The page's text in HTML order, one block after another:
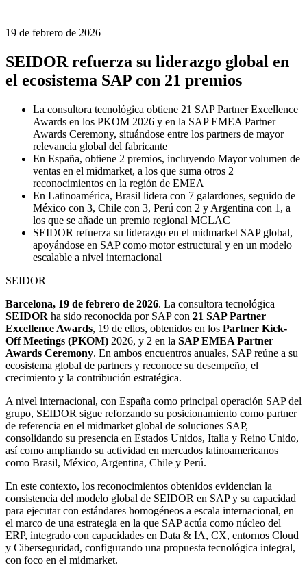
19 de febrero de 2026
SEIDOR refuerza su liderazgo global en
el ecosistema SAP con 21 premios
La consultora tecnológica obtiene 21 SAP Partner Excellence
Awards en los PKOM 2026 y en la SAP EMEA Partner
Awards Ceremony, situándose entre los partners de mayor
relevancia global del fabricante
En España, obtiene 2 premios, incluyendo Mayor volumen de
ventas en el midmarket, a los que suma otros 2
reconocimientos en la región de EMEA
En Latinoamérica, Brasil lidera con 7 galardones, seguido de
México con 3, Chile con 3, Perú con 2 y Argentina con 1, a
los que se añade un premio regional MCLAC
SEIDOR refuerza su liderazgo en el midmarket SAP global,
apoyándose en SAP como motor estructural y en un modelo
escalable a nivel internacional
SEIDOR
Barcelona, 19 de febrero de 2026. La consultora tecnológica
SEIDOR ha sido reconocida por SAP con 21 SAP Partner
Excellence Awards, 19 de ellos, obtenidos en los Partner Kick-
Off Meetings (PKOM) 2026, y 2 en la SAP EMEA Partner
Awards Ceremony. En ambos encuentros anuales, SAP reúne a su
ecosistema global de partners y reconoce su desempeño, el
crecimiento y la contribución estratégica.
A nivel internacional, con España como principal operación SAP del
grupo, SEIDOR sigue reforzando su posicionamiento como partner
de referencia en el midmarket global de soluciones SAP,
consolidando su presencia en Estados Unidos, Italia y Reino Unido,
así como ampliando su actividad en mercados latinoamericanos
como Brasil, México, Argentina, Chile y Perú.
En este contexto, los reconocimientos obtenidos evidencian la
consistencia del modelo global de SEIDOR en SAP y su capacidad
para ejecutar con estándares homogéneos a escala internacional, en
el marco de una estrategia en la que SAP actúa como núcleo del
ERP, integrado con capacidades en Data & IA, CX, entornos Cloud
y Ciberseguridad, configurando una propuesta tecnológica integral,
con foco en el midmarket.